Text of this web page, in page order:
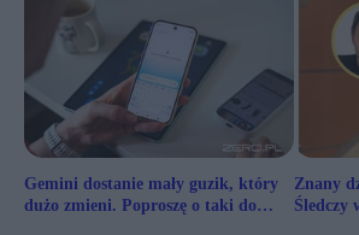
Gemini dostanie mały guzik, który
dużo zmieni. Poproszę o taki do
Znany
Śledczy